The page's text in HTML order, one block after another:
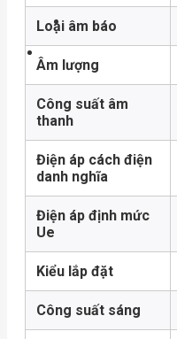
Loại âm báo
Âm lượng
Công suất âm
thanh
Điện áp cách điện
danh nghĩa
Điện áp định mức
Ue
Kiểu lắp đặt
Công suất sáng